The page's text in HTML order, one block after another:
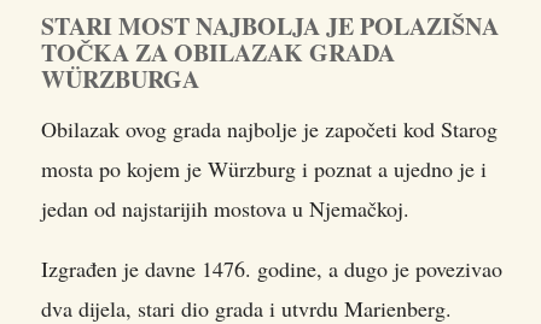
STARI MOST NAJBOLJA JE POLAZIŠNA
TOČKA ZA OBILAZAK GRADA
WÜRZBURGA
Obilazak ovog grada najbolje je započeti kod Starog
mosta po kojem je Würzburg i poznat a ujedno je i
jedan od najstarijih mostova u Njemačkoj.
Izgrađen je davne 1476. godine, a dugo je povezivao
dva dijela, stari dio grada i utvrdu Marienberg.